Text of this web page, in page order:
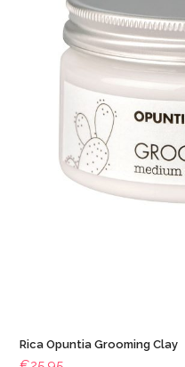
Rica Opuntia Grooming Clay